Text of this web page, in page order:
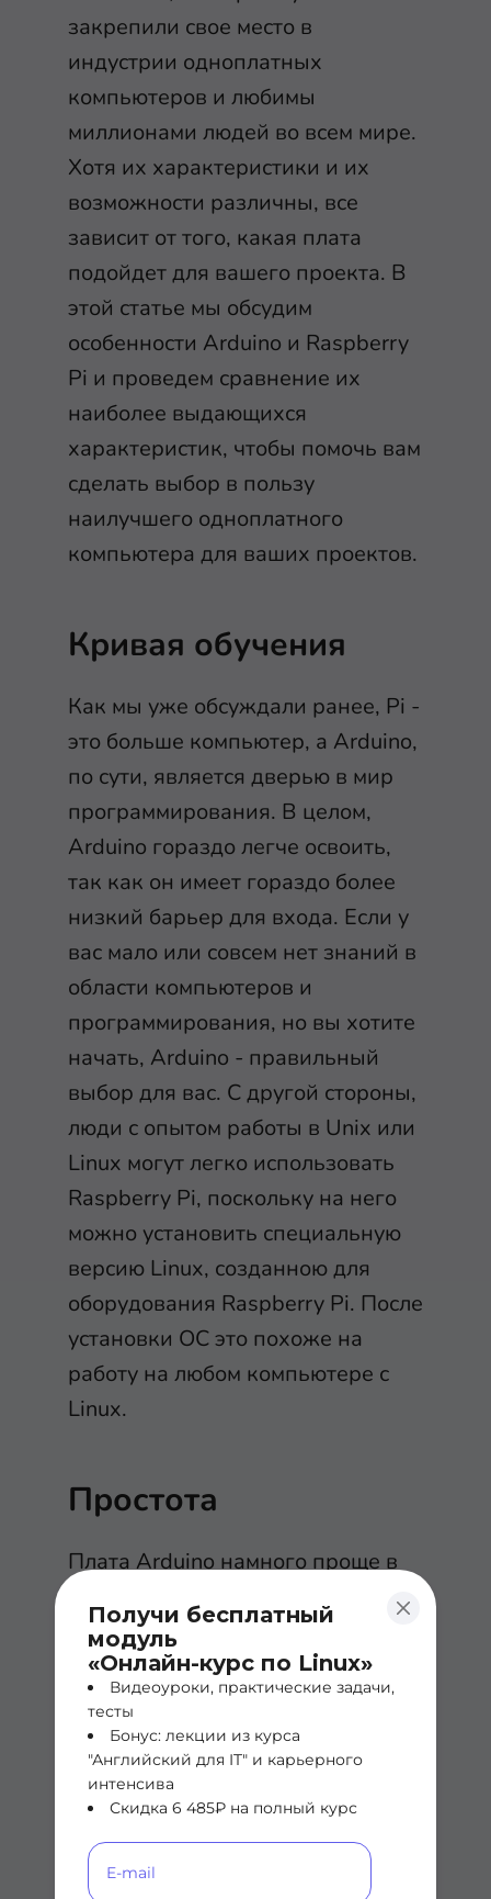
Получи бесплатный
модуль
«Онлайн-курс по Linux»
Видеоуроки, практические задачи,
тесты
Бонус: лекции из курса
"Английский для IT" и карьерного
интенсива
Скидка 6 485₽ на полный курс
закрепили свое место в
индустрии одноплатных
компьютеров и любимы
миллионами людей во всем мире.
Хотя их характеристики и их
возможности различны, все
зависит от того, какая плата
подойдет для вашего проекта. В
этой статье мы обсудим
особенности Arduino и Raspberry
Pi и проведем сравнение их
наиболее выдающихся
характеристик, чтобы помочь вам
сделать выбор в пользу
наилучшего одноплатного
компьютера для ваших проектов.
Кривая обучения
Как мы уже обсуждали ранее, Pi -
это больше компьютер, а Arduino,
по сути, является дверью в мир
программирования. В целом,
Arduino гораздо легче освоить,
так как он имеет гораздо более
низкий барьер для входа. Если у
вас мало или совсем нет знаний в
области компьютеров и
программирования, но вы хотите
начать, Arduino - правильный
выбор для вас. С другой стороны,
люди с опытом работы в Unix или
Linux могут легко использовать
Raspberry Pi, поскольку на него
можно установить специальную
версию Linux, созданною для
оборудования Raspberry Pi. После
установки ОС это похоже на
работу на любом компьютере с
Linux.
Простота
Плата Arduino намного проще в
Raspberry Pi. Плата Arduino
может быть легко сопряжена с
аналоговыми датчиками и
другими электронными
компонентами, используя всего
несколько строк кода. В
противоположность этому, есть
много хлопот для простого